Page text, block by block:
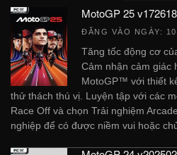
MotoGP 25
ĐĂNG VÀO NGÀY:
Tăng tốc động cơ
Cảm nhận cảm giác
MotoGP™ với thiết
thử thách thú vị. Luyện tập với các
Race Off và chọn Trải nghiệm
nghiệp để có được niềm vui hoặc